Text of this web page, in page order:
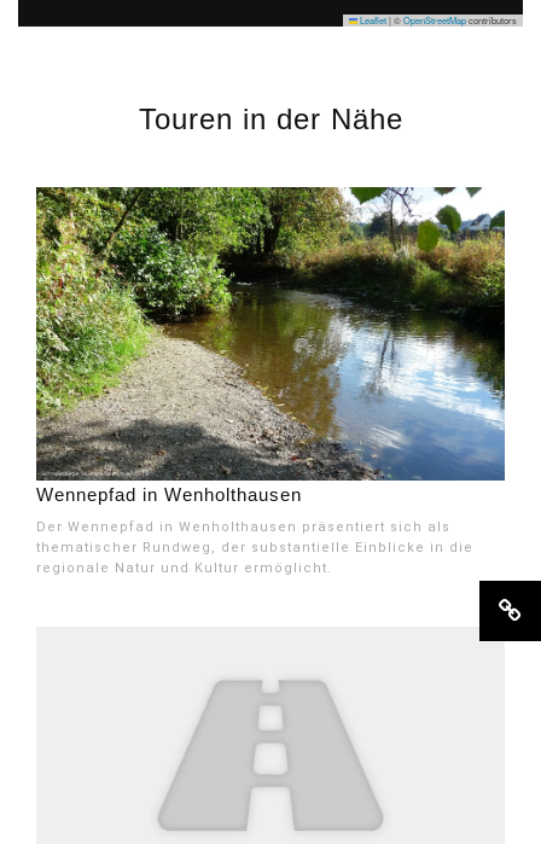
Leaflet|©OpenStreetMapcontributors
Touren in der Nähe
Wennepfad in Wenholthausen
Der Wennepfad in Wenholthausen präsentiert sich als
thematischer Rundweg, der substantielle Einblicke in die
regionale Natur und Kultur ermöglicht.